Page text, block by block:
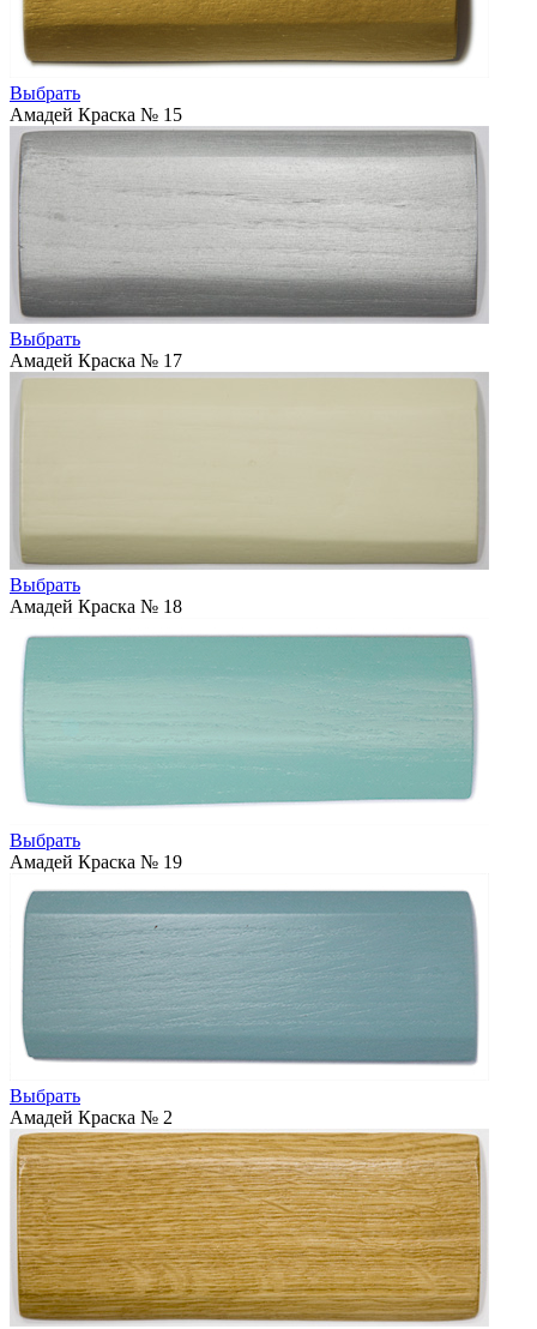
Выбрать
Амадей Краска № 15
Выбрать
Амадей Краска № 17
Выбрать
Амадей Краска № 18
Выбрать
Амадей Краска № 19
Выбрать
Амадей Краска № 2